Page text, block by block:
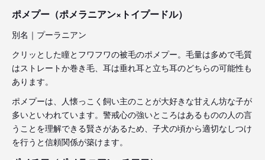
ポメプー（ポメラニアン×トイプードル）
別名｜プーラニアン
クリッとした瞳とフワフワの被毛のポメプー。毛量は多めで毛質
はストレートか巻き毛、耳は垂れ耳と立ち耳のどちらの可能性も
あります。
ポメプーは、人懐っこく飼い主のことが大好きな甘えん坊な子が
多いといわれています。警戒心の強いところはあるものの人の言
うことを理解できる賢さがあるため、子犬の頃から適切なしつけ
を行うと信頼関係が築けます。